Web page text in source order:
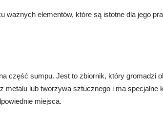
ważnych elementów, które są istotne dla jego
część sumpu. Jest to zbiornik, który gromadzi
metalu lub tworzywa sztucznego i ma specjalne
miejsca.